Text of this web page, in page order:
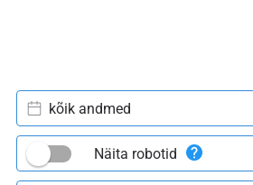
kõik andmed
Näita robotid